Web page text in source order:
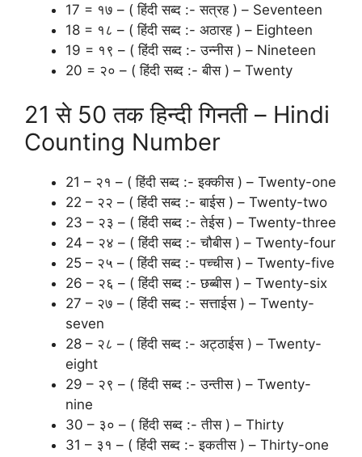
17 = १७ – ( हिंदी सब्द :- सत्रह ) – Seventeen
18 = १८ – ( हिंदी सब्द :- अठारह ) – Eighteen
19 = १९ – ( हिंदी सब्द :- उन्नीस ) – Nineteen
20 = २० – ( हिंदी सब्द :- बीस ) – Twenty
21 से 50 तक हिन्दी गिनती – Hindi
Counting Number
21 – २१ – ( हिंदी सब्द :- इक्कीस ) – Twenty-one
22 – २२ – ( हिंदी सब्द :- बाईस ) – Twenty-two
23 – २३ – ( हिंदी सब्द :- तेईस ) – Twenty-three
24 – २४ – ( हिंदी सब्द :- चौबीस ) – Twenty-four
25 – २५ – ( हिंदी सब्द :- पच्चीस ) – Twenty-five
26 – २६ – ( हिंदी सब्द :- छब्बीस ) – Twenty-six
27 – २७ – ( हिंदी सब्द :- सत्ताईस ) – Twenty-
seven
28 – २८ – ( हिंदी सब्द :- अट्ठाईस ) – Twenty-
eight
29 – २९ – ( हिंदी सब्द :- उन्तीस ) – Twenty-
nine
30 – ३० – ( हिंदी सब्द :- तीस ) – Thirty
31 – ३१ – ( हिंदी सब्द :- इकतीस ) – Thirty-one